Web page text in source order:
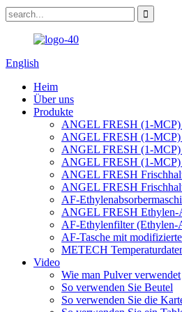
English
Heim
Über uns
Produkte
ANGEL FRESH (1-
ANGEL FRESH (1-MCP)
ANGEL FRESH (1-MCP)
ANGEL FRESH (1-MCP)
ANGEL FRESH
ANGEL FRESH
AF-
ANGEL FRESH Ethylen-
AF-Ethylenfilter (Ethylen-
AF-Tasche mit
METECH
Video
Wie man Pulver verwendet
So verwenden Sie Beutel
So verwenden Sie die